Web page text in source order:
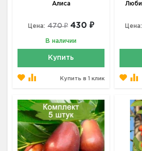
Алиса
Цена: 470 ₽ 430 ₽
В наличии
Купить
Купить в 1 клик
Цена: